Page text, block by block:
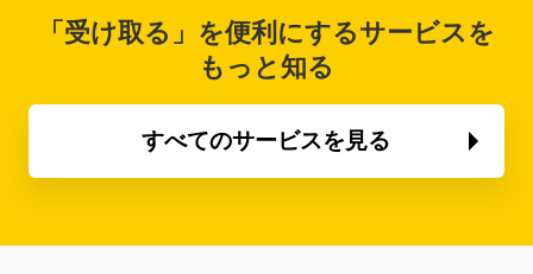
「受け取る」を便利にするサービスを
もっと知る
すべてのサービスを見る